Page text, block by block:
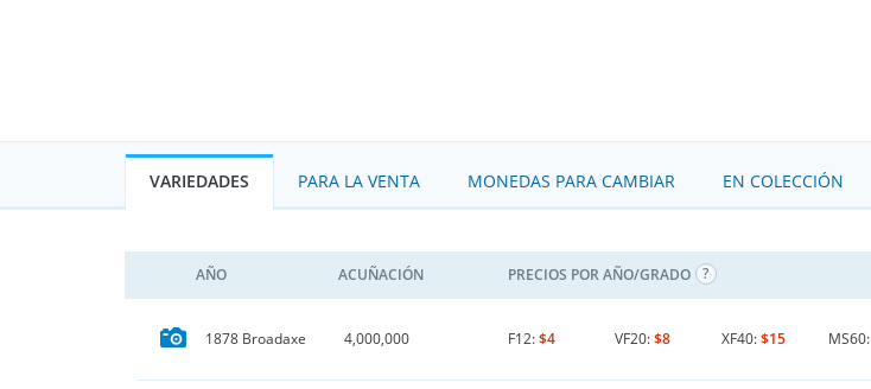
VARIEDADES PARA LA VENTA MONEDAS PARA CAMBIAR EN COLECCIÓN
AÑO ACUÑACIÓN PRECIOS POR AÑO/GRADO
1878 Broadaxe 4,000,000 F12:$4 VF20:$8 XF40:$15 MS60: